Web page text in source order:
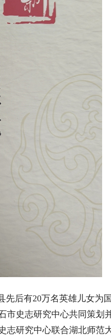
后有20万名英雄儿女为
史志研究中心共同策划
研究中心联合湖北师范